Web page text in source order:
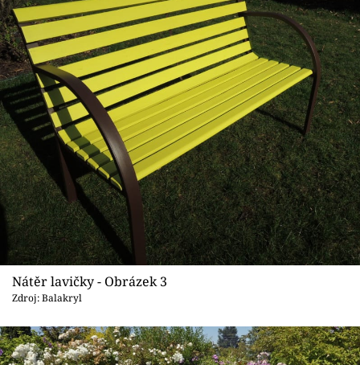
Nátěr lavičky - Obrázek 3
Zdroj: Balakryl